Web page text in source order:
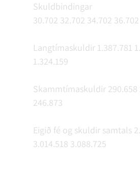
Skuldbindingar
30.702 32.702 34.702 36.702
Langtímaskuldir 1.387.781
1.324.159
Skammtímaskuldir 290.658
246.873
Eigið fé og skuldir samtals
3.014.518 3.088.725